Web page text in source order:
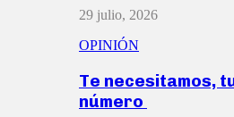
29 julio, 2026
OPINIÓN
Te necesitamos,
número